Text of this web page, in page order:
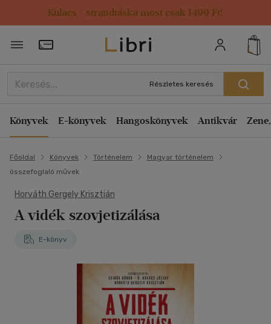
Kulacs / strandtáska most csak 1499 Ft!
Törzsvásárlói Kártya adatai
Részletes keresés
Könyvek E-könyvek Hangoskönyvek Antikvár
Főoldal Könyvek Történelem
Magyar történelem
összefoglaló művek
Horváth Gergely Krisztián
A vidék szovjetizálása
E-könyv